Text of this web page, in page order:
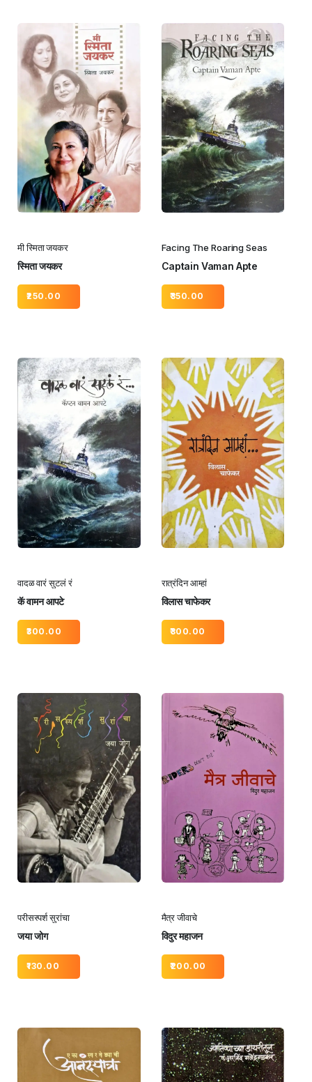
मी स्मिता जयकर
स्मिता जयकर
250.00
Facing The Roaring Seas
Captain Vaman Apte
350.00
वादळ वारं सुटलं रं
कॅ वामन आपटे
300.00
रात्रंदिन आम्हां
विलास चाफेकर
300.00
परीसस्पर्श सुरांचा
जया जोग
130.00
मैत्र जीवाचे
विदुर महाजन
200.00